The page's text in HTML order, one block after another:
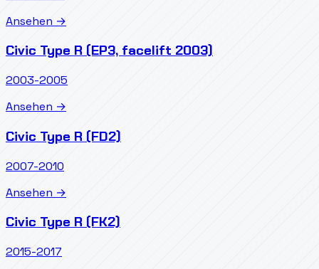
Ansehen →
Civic Type R (EP3, facelift 2003)
2003-2005
Ansehen →
Civic Type R (FD2)
2007-2010
Ansehen →
Civic Type R (FK2)
2015-2017